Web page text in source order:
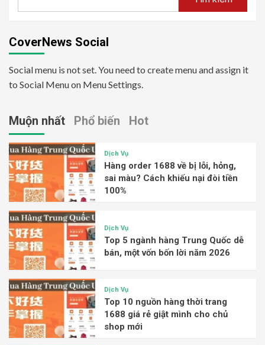
CoverNews Social
Social menu is not set. You need to create menu and assign it
to Social Menu on Menu Settings.
Muộn nhất Phổ biến Hot
Dịch Vụ
Hàng order 1688 về bị lỗi, hỏng,
sai màu? Cách khiếu nại đòi tiền
100%
Dịch Vụ
Top 5 ngành hàng Trung Quốc dễ
bán, một vốn bốn lời năm 2026
Dịch Vụ
Top 10 nguồn hàng thời trang
1688 giá rẻ giật mình cho chủ
shop mới